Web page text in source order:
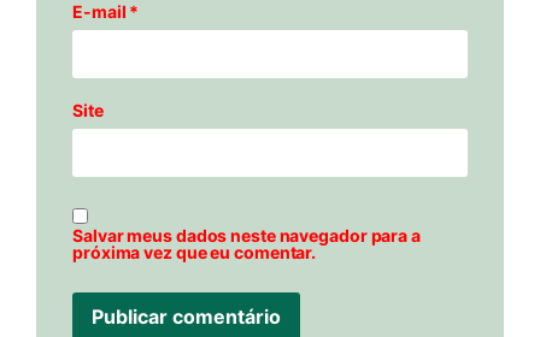
E-mail *
Site
Salvar meus dados neste navegador para a
próxima vez que eu comentar.